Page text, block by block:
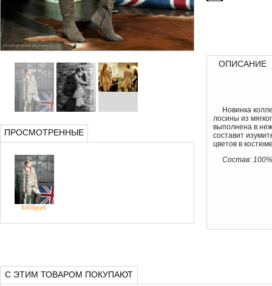
ПРОСМОТРЕННЫЕ
6000руб.
ОПИСАНИЕ
Новинка
лосины из
выполнена в
составит
цветов в
Состав:
С ЭТИМ ТОВАРОМ ПОКУПАЮТ